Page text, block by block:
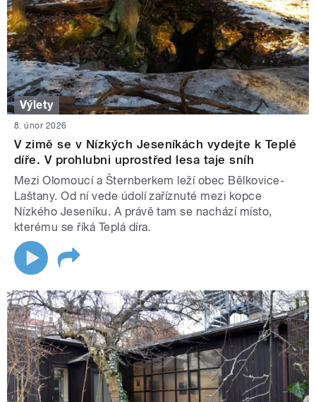
Výlety
8. únor 2026
V zimě se v Nízkých Jeseníkách vydejte k Teplé
díře. V prohlubni uprostřed lesa taje sníh
Mezi Olomoucí a Šternberkem leží obec Bělkovice-
Laštany. Od ní vede údolí zaříznuté mezi kopce
Nízkého Jeseníku. A právě tam se nachází místo,
kterému se říká Teplá díra.